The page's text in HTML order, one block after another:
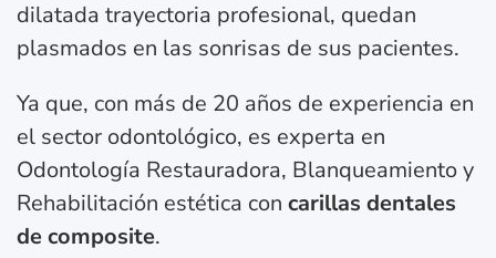
dilatada trayectoria profesional, quedan
plasmados en las sonrisas de sus pacientes.
Ya que, con más de 20 años de experiencia en
el sector odontológico, es experta en
Odontología Restauradora, Blanqueamiento y
Rehabilitación estética con carillas dentales
de composite.